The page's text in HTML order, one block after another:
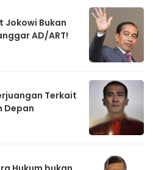
Jokowi Bukan
AD/ART!
Terkait
Depan